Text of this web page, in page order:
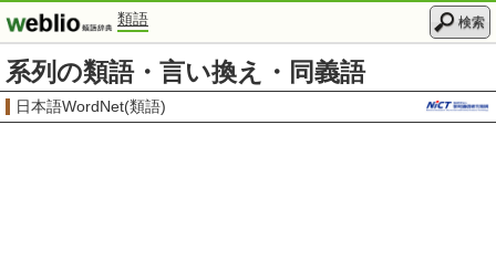
類語 検索
系列の類語・言い換え・同義語
日本語WordNet(類語)